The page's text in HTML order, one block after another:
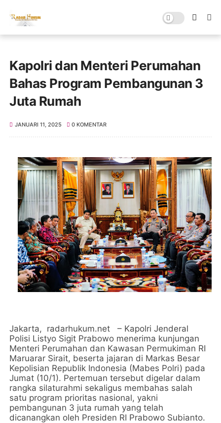
Kapolri dan Menteri Perumahan
Bahas Program Pembangunan 3
Juta Rumah
JANUARI 11, 2025 0 KOMENTAR
Jakarta, radarhukum.net – Kapolri Jenderal
Polisi Listyo Sigit Prabowo menerima kunjungan
Menteri Perumahan dan Kawasan Permukiman RI
Maruarar Sirait, beserta jajaran di Markas Besar
Kepolisian Republik Indonesia (Mabes Polri) pada
Jumat (10/1). Pertemuan tersebut digelar dalam
rangka silaturahmi sekaligus membahas salah
satu program prioritas nasional, yakni
pembangunan 3 juta rumah yang telah
dicanangkan oleh Presiden RI Prabowo Subianto.